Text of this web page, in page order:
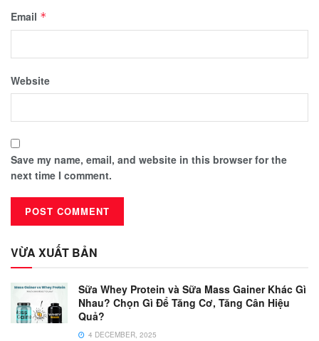
Email *
Website
Save my name, email, and website in this browser for the
next time I comment.
VỪA XUẤT BẢN
Sữa Whey Protein và Sữa Mass Gainer Khác Gì
Nhau? Chọn Gì Để Tăng Cơ, Tăng Cân Hiệu
Quả?
4 DECEMBER, 2025